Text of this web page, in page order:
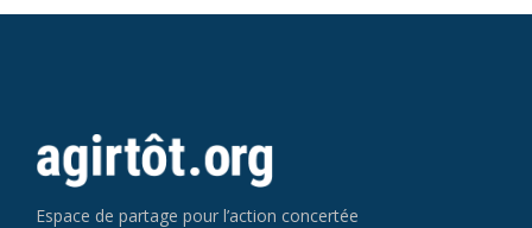
Espace de partage pour l’action concertée